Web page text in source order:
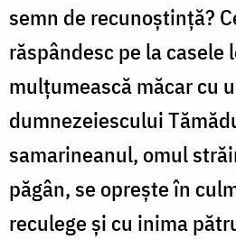
semn de recunoştinţă?
răspândesc pe la casele
mulţumească măcar cu
dumnezeiescului
samarineanul, omul
păgân, se opreşte în
reculege şi cu inima